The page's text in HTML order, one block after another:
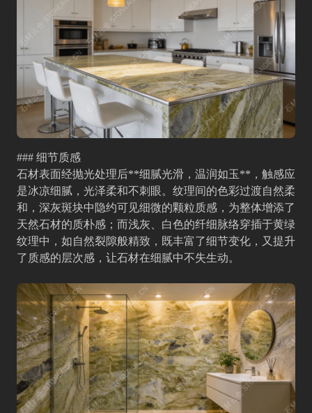
### 细节质感
石材表面经抛光处理后**细腻光滑，温润如玉**，触感应
是冰凉细腻，光泽柔和不刺眼。纹理间的色彩过渡自然柔
和，深灰斑块中隐约可见细微的颗粒质感，为整体增添了
天然石材的质朴感；而浅灰、白色的纤细脉络穿插于黄绿
纹理中，如自然裂隙般精致，既丰富了细节变化，又提升
了质感的层次感，让石材在细腻中不失生动。